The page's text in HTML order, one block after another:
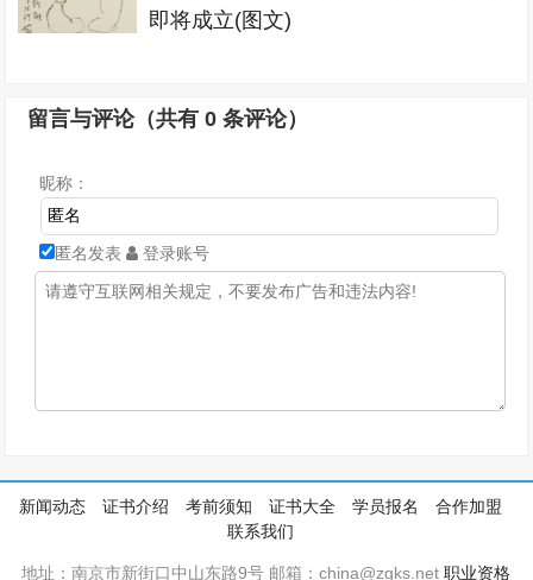
即将成立(图文)
留言与评论（共有0 条评论）
昵称：
匿名发表 登录账号
新闻动态 证书介绍 考前须知 证书大全 学员报名
合作加盟
联系我们
地址：南京市新街口中山东路9号 邮箱：china@zgks.net职业资格